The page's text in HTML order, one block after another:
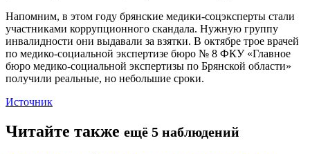
Напомним, в этом году брянские медики-соцэксперты стали
участниками коррупционного скандала. Нужную группу
инвалидности они выдавали за взятки. В октябре трое врачей
по медико-социальной экспертизе бюро № 8 ФКУ «Главное
бюро медико-социальной экспертизы по Брянской области»
получили реальные, но небольшие сроки.
Источник
Читайте также ещё 5 наблюдений